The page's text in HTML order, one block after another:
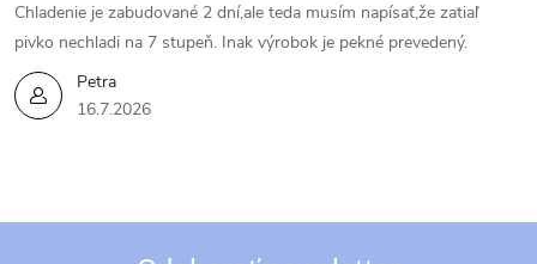
Petra
16.7.2026
Chladenie je zabudované 2 dní,ale teda musím napísať,že zatiaľ
pivko nechladi na 7 stupeň. Inak výrobok je pekné prevedený.